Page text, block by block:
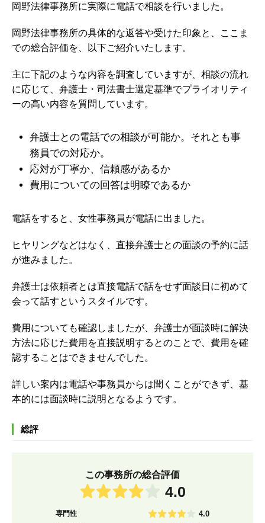
岡野法律事務所に実際に電話で相談を行いました。
岡野法律事務所の具体的な返答や受けた印象と、ここま
での総合評価を、以下ご紹介いたします。
主に下記のような内容を調査していますが、 相談の流れ
に応じて、弁護士・司法書士選定基準でプライオリティ
ーの高い内容を質問しています。
弁護士との電話での相談が可能か。それとも事
務員での対応か。
応対が丁寧か、信頼感があるか
費用についての回答は明瞭であるか
電話をすると、女性事務員が電話に出ました。
ヒヤリングなどはなく、直接弁護士との面談の予約に話
が進みました。
弁護士は依頼者とは直接電話で話をせず面談日に初めて
会って話すというスタイルです。
費用についても確認しましたが、弁護士が面談時に解決
方法に応じた費用を直接説明するとのことで、費用を確
認することはできませんでした。
詳しい案内は電話や事務員からは聞くことができず、基
本的には面談時に説明となるようです。
総評
この事務所の総合評価
4.0
専門性 4.0